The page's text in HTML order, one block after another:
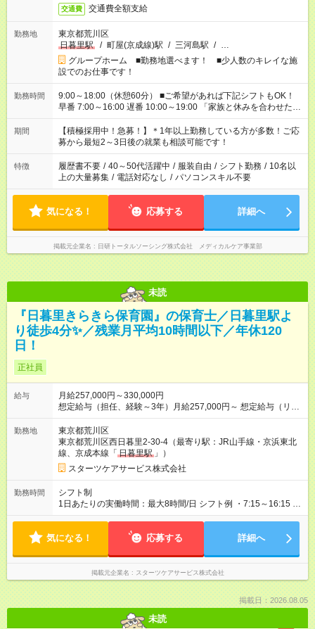
交通費 交通費全額支給
勤務地
東京都荒川区
日暮里駅
/ 町屋(京成線)駅 / 三河島駅 / …
グループホーム ■勤務地選べます！ ■少人数のキレイな施
設でのお仕事です！
勤務時間
9:00～18:00（休憩60分） ■ご希望があれば下記シフトもOK！
早番 7:00～16:00 遅番 10:00～19:00 「家族と休みを合わせた
い」 「余裕を持って夕飯の準備がしたい」 「できれば残業はし
たくない」 など、ご希望を教えてくださいね。 ※Wワーク希望
の方へ 今ご覧のお仕事で希望する勤務時間と、もう1つのお仕事
の勤務時間。 合計で週40時間を超える場合は応募できません。
期間
【積極採用中！急募！】＊1年以上勤務している方が多数！ご応
募から最短2～3日後の就業も相談可能です！
特徴 履歴書不要 / 40～50代活躍中 / 服装自由 / シフト勤務 / 10名以
上の大量募集 / 電話対応なし / パソコンスキル不要
気になる！ 応募する 詳細へ
掲載元企業名 日研トータルソーシング株式会社 メディカルケア事業部
未読
『日暮里きらきら保育園』の保育士／日暮里駅よ
り徒歩4分✨／残業月平均10時間以下／年休120
日！
正社員
給与
月給257,000円～330,000円
想定給与（担任、経験～3年）月給257,000円～ 想定給与（リー
ダー、4～7年程度）月給303,000円～ 想定給与（乳幼児リーダ
ー、7年～）月給330,000円～ ※オープンシステム評価制度 年度
末特別賞与あり ◎昇給年1回 ◎賞与年2回 （6月／12月）昨年
実績：計3カ月分 【試用期間】試用期間あり 試用期間の長さ：2
ヶ月 雇用形態、給与は本採用時と同じです。
勤務地
東京都荒川区
東京都荒川区西日暮里2-30-4（最寄り駅：JR山手線・京浜東北
線、京成本線「 日暮里駅 」）
スターツケアサービス株式会社
勤務時間
シフト制
1日あたりの実働時間：最大8時間/日 シフト例 ・7:15～16:15 ・
8:00～17:00 ・9:00～18:00 ・10:15～19:15 ◎月平均は10時間
気になる！ 応募する 詳細へ
掲載元企業名 スターツケアサービス株式会社
掲載日：2026.08.05
未読